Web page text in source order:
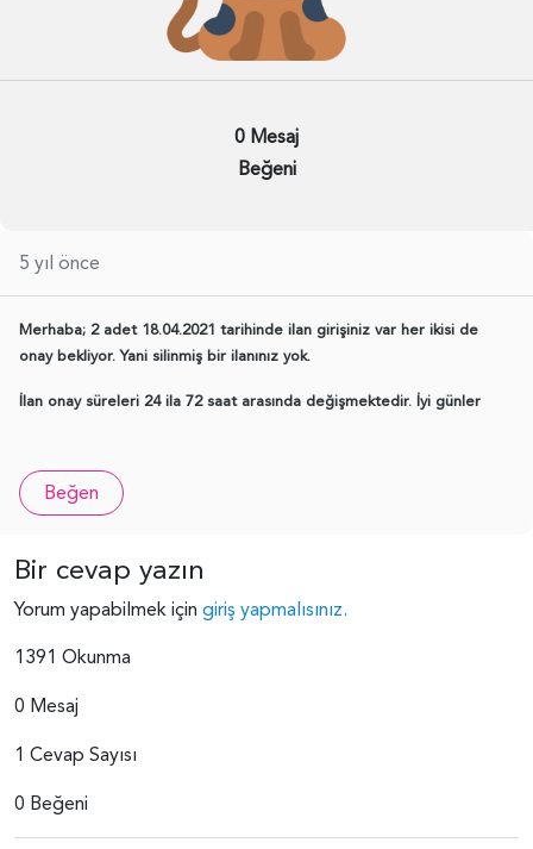
0 Mesaj
Beğeni
5 yıl önce
Merhaba; 2 adet 18.04.2021 tarihinde ilan girişiniz var her ikisi de
onay bekliyor. Yani silinmiş bir ilanınız yok.
İlan onay süreleri 24 ila 72 saat arasında değişmektedir. İyi günler
Beğen
Bir cevap yazın
Yorum yapabilmek için giriş yapmalısınız.
1391 Okunma
0 Mesaj
1 Cevap Sayısı
0 Beğeni